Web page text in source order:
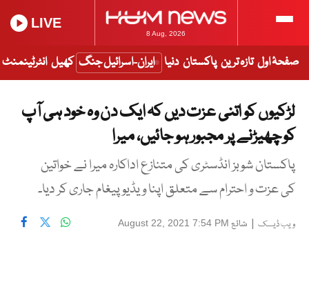
8 Aug, 2026
LIVE
صفحۂ اول تازہ ترین پاکستان دنیا ایران-اسرائیل جنگ کھیل انٹرٹینمنٹ
لڑکیوں کو اتنی عزت دیں کہ ایک دن وہ خود ہی آپ
کو چھیڑنے پر مجبور ہو جائیں، میرا
پاکستان شوبز انڈسٹری کی متنازع اداکارہ میرا نے خواتین
کی عزت و احترام سے متعلق اپنا ویڈیو پیغام جاری کر دیا۔
ویب ڈیسک | شائع August 22, 2021 7:54 PM